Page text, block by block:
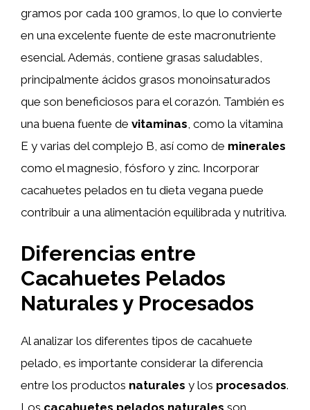
gramos por cada 100 gramos, lo que lo convierte
en una excelente fuente de este macronutriente
esencial. Además, contiene grasas saludables,
principalmente ácidos grasos monoinsaturados
que son beneficiosos para el corazón. También es
una buena fuente de vitaminas, como la vitamina
E y varias del complejo B, así como de minerales
como el magnesio, fósforo y zinc. Incorporar
cacahuetes pelados en tu dieta vegana puede
contribuir a una alimentación equilibrada y nutritiva.
Diferencias entre
Cacahuetes Pelados
Naturales y Procesados
Al analizar los diferentes tipos de cacahuete
pelado, es importante considerar la diferencia
entre los productos naturales y los procesados.
Los cacahuetes pelados naturales son